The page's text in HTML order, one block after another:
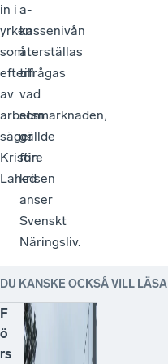
in i
yrken
som
efterfrågas
av
arbetsmarknaden,
säger
Kristin
Lahed
a-
kassenivån
återställas
till
vad
som
gällde
före
krisen
anser
Svenskt
Näringsliv.
DU KANSKE OCKSÅ VILL LÄSA
F
ö
rs